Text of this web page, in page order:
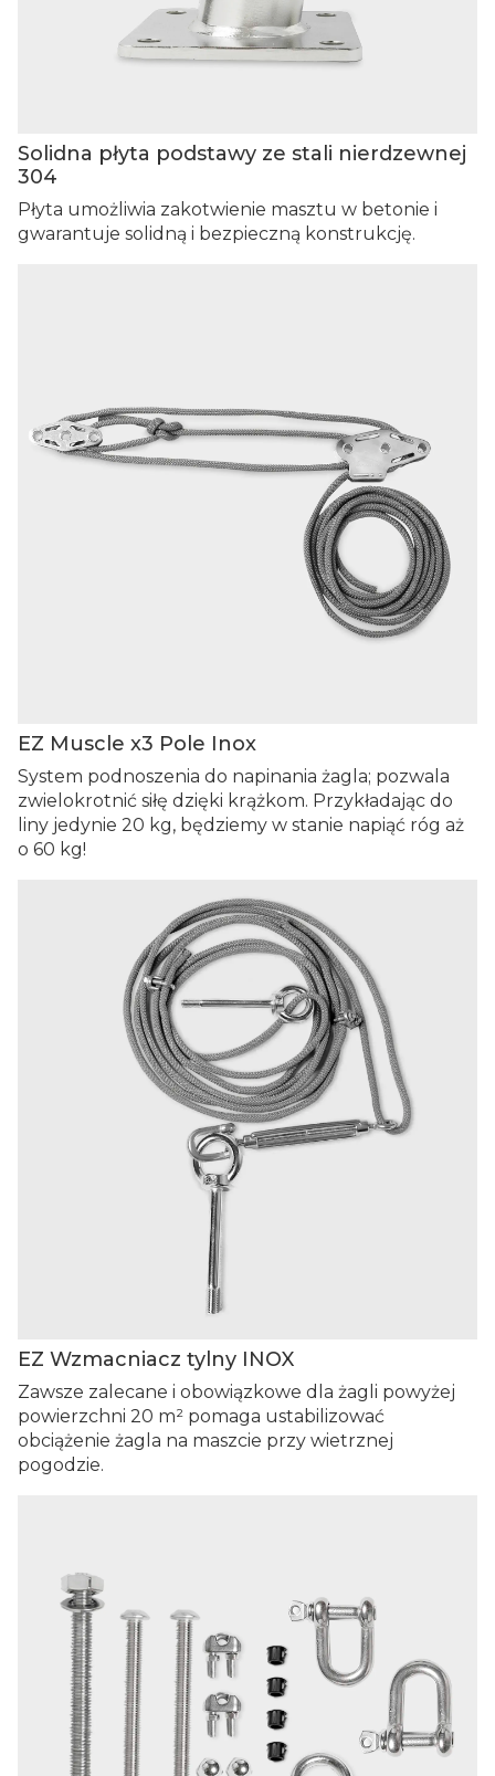
Solidna płyta podstawy ze stali nierdzewnej
304
Płyta umożliwia zakotwienie masztu w betonie i
gwarantuje solidną i bezpieczną konstrukcję.
EZ Muscle x3 Pole Inox
System podnoszenia do napinania żagla; pozwala
zwielokrotnić siłę dzięki krążkom. Przykładając do
liny jedynie 20 kg, będziemy w stanie napiąć róg aż
o 60 kg!
EZ Wzmacniacz tylny INOX
Zawsze zalecane i obowiązkowe dla żagli powyżej
powierzchni 20 m² pomaga ustabilizować
obciążenie żagla na maszcie przy wietrznej
pogodzie.